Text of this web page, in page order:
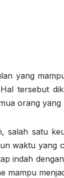
yang
tersebut
orang
salah satu
waktu yang
indah
mampu